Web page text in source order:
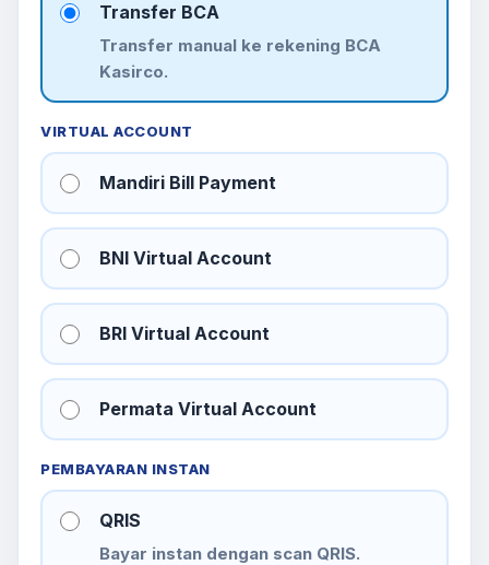
Transfer BCA
Transfer manual ke rekening BCA
Kasirco.
VIRTUAL ACCOUNT
Mandiri Bill Payment
BNI Virtual Account
BRI Virtual Account
Permata Virtual Account
PEMBAYARAN INSTAN
QRIS
Bayar instan dengan scan QRIS.